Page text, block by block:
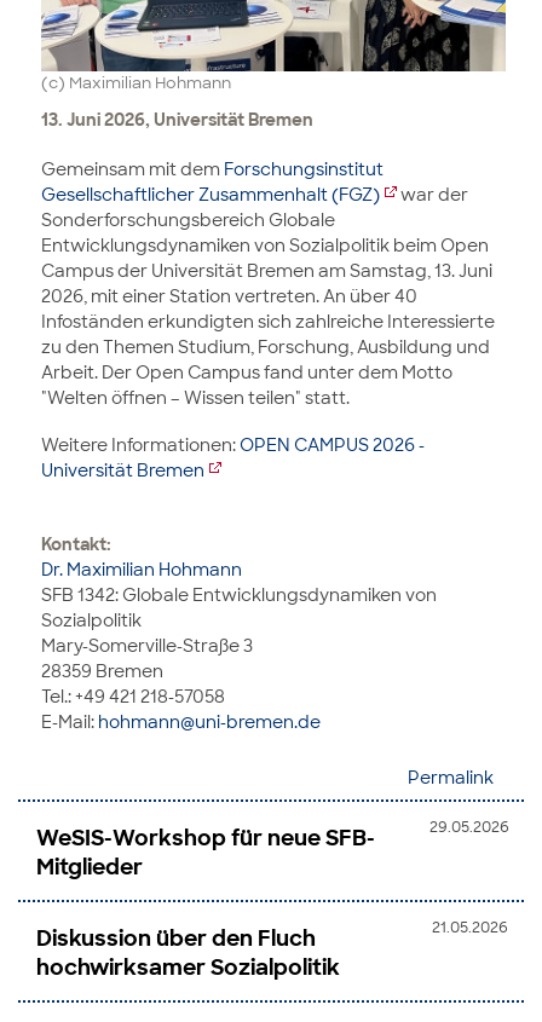
(c) Maximilian Hohmann
13. Juni 2026, Universität Bremen
Gemeinsam mit dem Forschungsinstitut
Gesellschaftlicher Zusammenhalt (FGZ)
war der
Sonderforschungsbereich Globale
Entwicklungsdynamiken von Sozialpolitik beim Open
Campus der Universität Bremen am Samstag, 13. Juni
2026, mit einer Station vertreten. An über 40
Infoständen erkundigten sich zahlreiche Interessierte
zu den Themen Studium, Forschung, Ausbildung und
Arbeit. Der Open Campus fand unter dem Motto
"Welten öffnen – Wissen teilen" statt.
Weitere Informationen:OPEN CAMPUS 2026 -
Universität Bremen
Kontakt:
Dr. Maximilian Hohmann
SFB 1342: Globale Entwicklungsdynamiken von
Sozialpolitik
Mary-Somerville-Straße 3
28359 Bremen
Tel.: +49 421 218-57058
E-Mail: hohmann@uni-bremen.de
Permalink
29.05.2026
WeSIS-Workshop für neue SFB-
Mitglieder
21.05.2026
Diskussion über den Fluch
hochwirksamer Sozialpolitik